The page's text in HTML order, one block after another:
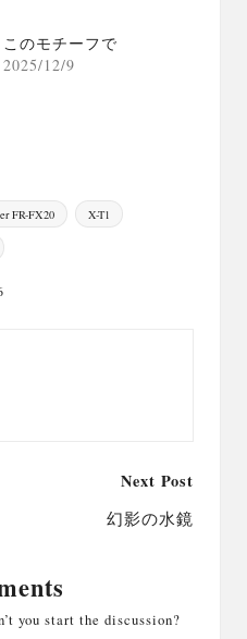
このモチーフで
2025/12/9
FR-FX20 X-T1
Next Post
幻影の水鏡
you start the discussion?